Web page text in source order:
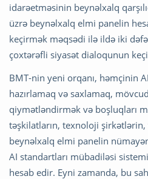
idarəetməsinin beynəlxalq
üzrə beynəlxalq elmi panelin
keçirmək məqsədi ilə ildə iki
çoxtərəfli siyasət dialoqunun
BMT-nin yeni orqanı, həmçinin
hazırlamaq və saxlamaq,
qiymətləndirmək və boşluqları
təşkilatların, texnoloji
beynəlxalq elmi panelin
AI standartları mübadiləsi
hesab edir. Eyni zamanda, bu